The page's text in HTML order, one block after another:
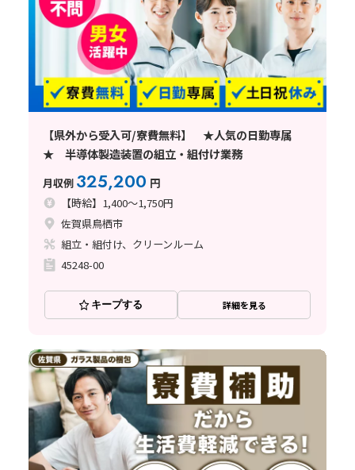
【県外から受入可/寮費無料】 ★人気の日勤専属
★ 半導体製造装置の組立・組付け業務
月収例 325,200 円
【時給】1,400～1,750円
佐賀県鳥栖市
組立・組付け、クリーンルーム
45248-00
キープする 詳細を見る